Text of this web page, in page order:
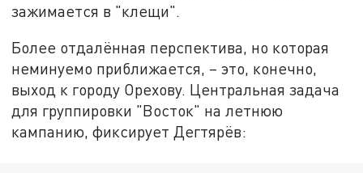
зажимается в "клещи".
Более отдалённая перспектива, но которая
неминуемо приближается, – это, конечно,
выход к городу Орехову. Центральная задача
для группировки "Восток" на летнюю
кампанию, фиксирует Дегтярёв: